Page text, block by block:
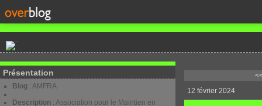
Présentation
Blog : AMFRA
Description : Association pour le Maintien en
12 février 2024